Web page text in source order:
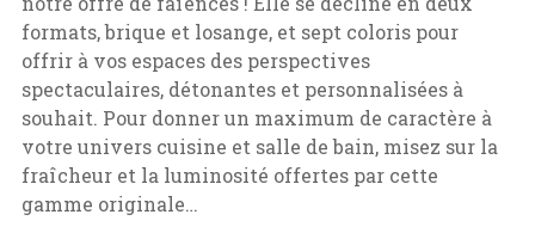
formats, brique et losange, et sept coloris pour
offrir à vos espaces des perspectives
spectaculaires, détonantes et personnalisées à
souhait. Pour donner un maximum de caractère à
votre univers cuisine et salle de bain, misez sur la
fraîcheur et la luminosité offertes par cette
gamme originale…